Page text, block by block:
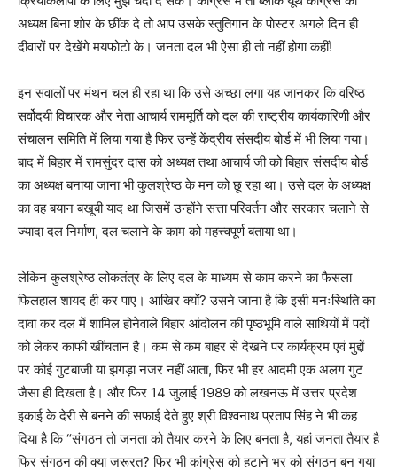
अध्यक्ष बिना शोर के छींक दे तो आप उसके स्तुतिगान के पोस्टर अगले दिन ही
दीवारों पर देखेंगे मयफोटो के। जनता दल भी ऐसा ही तो नहीं होगा कहीं!
इन सवालों पर मंथन चल ही रहा था कि उसे अच्छा लगा यह जानकर कि वरिष्ठ
सर्वोदयी विचारक और नेता आचार्य राममूर्ति को दल की राष्ट्रीय कार्यकारिणी और
संचालन समिति में लिया गया है फिर उन्हें केंद्रीय संसदीय बोर्ड में भी लिया गया।
बाद में बिहार में रामसुंदर दास को अध्यक्ष तथा आचार्य जी को बिहार संसदीय बोर्ड
का अध्यक्ष बनाया जाना भी कुलश्रेष्ठ के मन को छू रहा था। उसे दल के अध्यक्ष
का वह बयान बखूबी याद था जिसमें उन्होंने सत्ता परिवर्तन और सरकार चलाने से
ज्यादा दल निर्माण, दल चलाने के काम को महत्त्वपूर्ण बताया था।
लेकिन कुलश्रेष्ठ लोकतंत्र के लिए दल के माध्यम से काम करने का फैसला
फिलहाल शायद ही कर पाए। आखिर क्यों? उसने जाना है कि इसी मनःस्थिति का
दावा कर दल में शामिल होनेवाले बिहार आंदोलन की पृष्ठभूमि वाले साथियों में पदों
को लेकर काफी खींचतान है। कम से कम बाहर से देखने पर कार्यक्रम एवं मुद्दों
पर कोई गुटबाजी या झगड़ा नजर नहीं आता, फिर भी हर आदमी एक अलग गुट
जैसा ही दिखता है। और फिर 14 जुलाई 1989 को लखनऊ में उत्तर प्रदेश
इकाई के देरी से बनने की सफाई देते हुए श्री विश्वनाथ प्रताप सिंह ने भी कह
दिया है कि “संगठन तो जनता को तैयार करने के लिए बनता है, यहां जनता तैयार है
फिर संगठन की क्या जरूरत? फिर भी कांग्रेस को हटाने भर को संगठन बन गया